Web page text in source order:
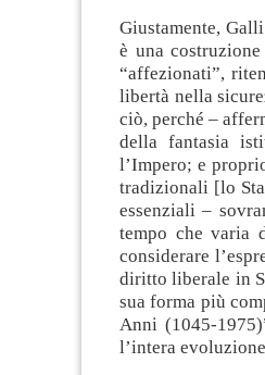
Giustamente,
è una
“affezionati”,
libertà nella
ciò, perché –
della fantasia
l’Impero; e
tradizionali [lo
essenziali –
tempo che varia
considerare
diritto liberale in
sua forma più
Anni (1045-
l’intera